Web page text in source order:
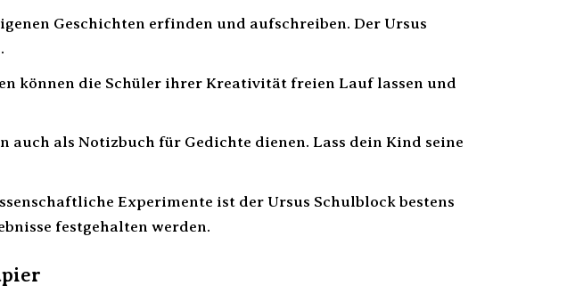
Geschichten erfinden und aufschreiben. Der Ursus
können die Schüler ihrer Kreativität freien Lauf lassen und
auch als Notizbuch für Gedichte dienen. Lass dein Kind seine
Experimente ist der Ursus Schulblock bestens
festgehalten werden.